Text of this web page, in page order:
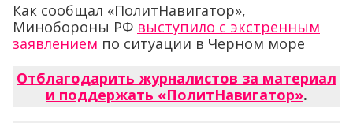
Как сообщал «ПолитНавигатор»,
Минобороны РФ выступило с экстренным
заявлением по ситуации в Черном море
Отблагодарить журналистов за материал
и поддержать «ПолитНавигатор».